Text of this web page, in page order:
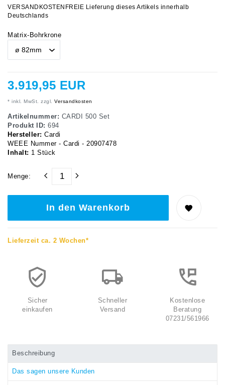
VERSANDKOSTENFREIE Lieferung dieses Artikels innerhalb
Deutschlands
Matrix-Bohrkrone
3.919,95 EUR
* inkl. MwSt. zzgl. Versandkosten
Artikelnummer: CARDI 500 Set
Produkt ID: 694
Hersteller: Cardi
WEEE Nummer - Cardi - 20907478
Inhalt: 1 Stück
Menge:
In den Warenkorb
Lieferzeit ca. 2 Wochen*
Sicher
einkaufen
Schneller
Versand
Kostenlose
Beratung
07231/561966
Beschreibung
Das sagen unsere Kunden